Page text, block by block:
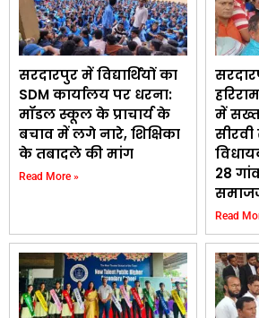
सरदारपुर में विद्यार्थियों का
SDM कार्यालय पर धरना:
मॉडल स्कूल के प्राचार्य के
बचाव में लगे नारे, शिक्षिका
के तबादले की मांग
Read More »
में सख्त
28
Read